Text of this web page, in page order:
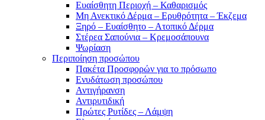
Ευαίσθητη Περιοχή – Καθαρισμός
Μη Ανεκτικό Δέρμα – Ερυθρότητα – Έκζεμα
Ξηρό – Ευαίσθητο – Ατοπικό Δέρμα
Στέρεα Σαπούνια – Κρεμοσάπουνα
Ψωρίαση
Περιποίηση προσώπου
Πακέτα Προσφορών για το πρόσωπο
Ενυδάτωση προσώπου
Αντιγήρανση
Αντιρυτιδική
Πρώτες Ρυτίδες – Λάμψη